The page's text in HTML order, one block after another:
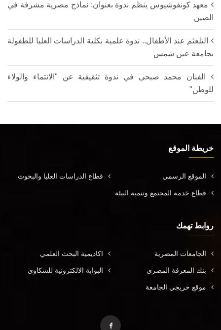
معهد كونفوشيوس ينظم ندوة بعنوان: نماذج مصرية مشرفة في
الصين
التلعثم عند الأطفال.. ندوة علمية بكلية الدراسات العليا للطفولة
بجامعة عين شمس
الفنان محمد صبحي في ندوة تثقيفية عن "الانتماء والولاء
للوطن"
خريطة الموقع
الموقع الرسمي قطاع الدراسات العليا والبحوث
قطاع خدمة المجتمع وتنمية البيئة
روابط تهمك
الجامعات المصرية اكاديمية البحث العلمي
بنك المعرفة المصري البوابة الالكترونية للشكاوي
موقع خريجي الجامعة